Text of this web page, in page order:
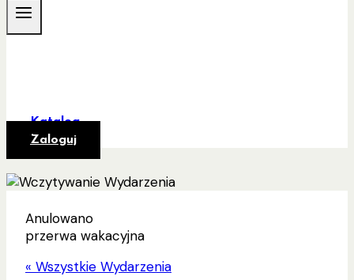
Katalog
Zaloguj
Anulowano
przerwa wakacyjna
« Wszystkie Wydarzenia